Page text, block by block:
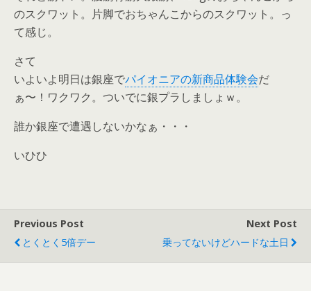
のスクワット。片脚でおちゃんこからのスクワット。っ
て感じ。
さて
いよいよ明日は銀座でパイオニアの新商品体験会だ
ぁ〜！ワクワク。ついでに銀プラしましょｗ。
誰か銀座で遭遇しないかなぁ・・・
いひひ
Previous Post
とくとく5倍デー
Next Post
乗ってないけどハードな土日